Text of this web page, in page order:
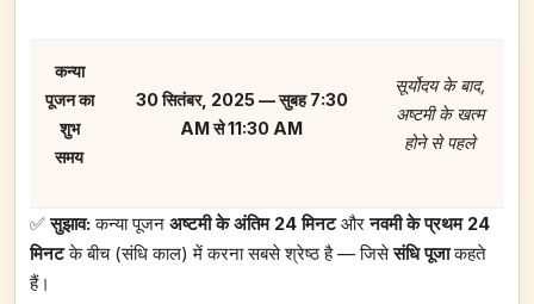
कन्या
पूजन का
शुभ
समय
30 सितंबर, 2025 — सुबह 7:30
AM से 11:30 AM
सूर्योदय के बाद,
अष्टमी के खत्म
होने से पहले
✅सुझाव:कन्या पूजन अष्टमी के अंतिम 24 मिनटऔरनवमी के प्रथम 24
मिनटके बीच (संधि काल) में करना सबसे श्रेष्ठ है — जिसेसंधि पूजाकहते
हैं।